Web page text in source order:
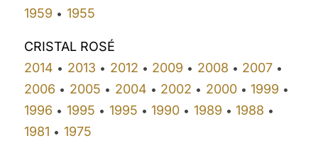
1959 • 1955
CRISTAL ROSÉ
2014 • 2013 • 2012 • 2009 • 2008 • 2007 •
2006 • 2005 • 2004 • 2002 • 2000• 1999 •
1996 • 1995 • 1995 • 1990 • 1989 • 1988 •
1981 • 1975